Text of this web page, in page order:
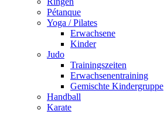
Pétanque
Yoga / Pilates
Erwachsene
Kinder
Judo
Trainingszeiten
Erwachsenentraining
Gemischte Kindergruppe
Handball
Karate